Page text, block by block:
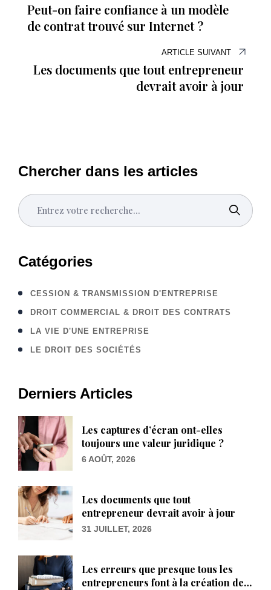
Peut-on faire confiance à un modèle
de contrat trouvé sur Internet ?
ARTICLE SUIVANT
Les documents que tout entrepreneur
devrait avoir à jour
Chercher dans les articles
Catégories
CESSION & TRANSMISSION D'ENTREPRISE
DROIT COMMERCIAL & DROIT DES CONTRATS
LA VIE D'UNE ENTREPRISE
LE DROIT DES SOCIÉTÉS
Derniers Articles
Les captures d’écran ont-elles
toujours une valeur juridique ?
6 AOÛT, 2026
Les documents que tout
entrepreneur devrait avoir à jour
31 JUILLET, 2026
Les erreurs que presque tous les
entrepreneurs font à la création de